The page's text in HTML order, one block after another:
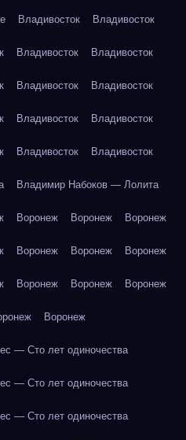
Владивосток Владивосток
Владивосток Владивосток
Владивосток Владивосток
Владивосток Владивосток
Владивосток Владивосток
Владимир Набоков — Лолита
Воронеж Воронеж Воронеж
Воронеж Воронеж Воронеж
Воронеж Воронеж Воронеж
Воронеж
— Сто лет одиночества
— Сто лет одиночества
— Сто лет одиночества